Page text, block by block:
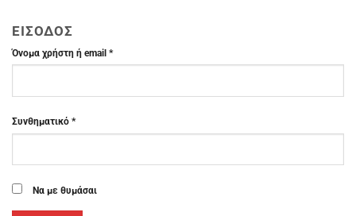
ΕΊΣΟΔΟΣ
Όνομα χρήστη ή email *Απαιτείται
Συνθηματικό *Απαιτείται
Να με θυμάσαι